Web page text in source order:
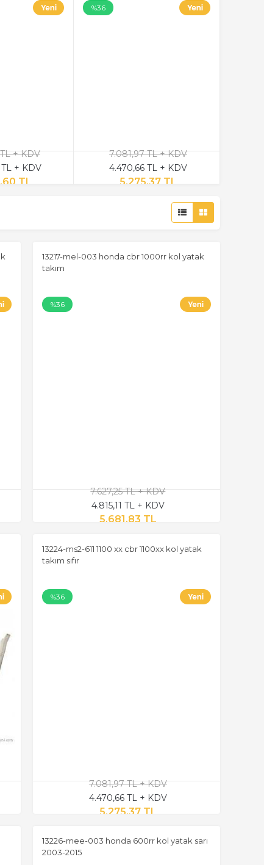
+ KDV
+ KDV
TL
%36
7.081,97 TL + KDV
4.470,66 TL + KDV
5.275,37 TL
13217-mel-003 honda cbr 1000rr kol yatak
takım
%36
7.627,25 TL + KDV
4.815,11 TL + KDV
5.681,83 TL
13224-ms2-611 1100 xx cbr 1100xx kol yatak
takım sıfır
%36
7.081,97 TL + KDV
4.470,66 TL + KDV
5.275,37 TL
13226-mee-003 honda 600rr kol yatak sarı
2003-2015